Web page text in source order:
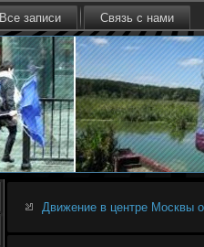
Все записи Связь с нами
Движение в центре Москвы